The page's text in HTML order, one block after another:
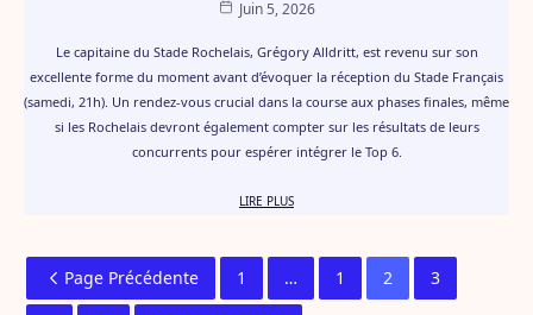
Juin 5, 2026
Le capitaine du Stade Rochelais, Grégory Alldritt, est revenu sur son
excellente forme du moment avant d’évoquer la réception du Stade Français
(samedi, 21h). Un rendez-vous crucial dans la course aux phases finales, même
si les Rochelais devront également compter sur les résultats de leurs
concurrents pour espérer intégrer le Top 6.
LIRE PLUS
Page Précédente 1 … 1 2 3